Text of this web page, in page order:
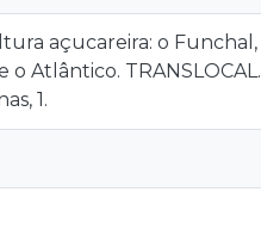
açucareira: o Funchal,
Atlântico. TRANSLOCAL.
1.